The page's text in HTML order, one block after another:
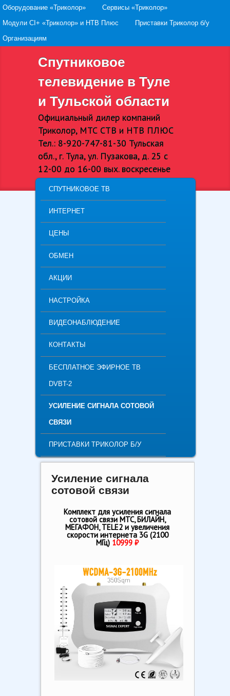
Secondary menu
Skip to primary content
Skip to secondary content
Оборудование «Триколор»
Сервисы «Триколор»
Модули CI+ «Триколор» и НТВ Плюс
Приставки Триколор б/у
Организациям
Спутниковое
телевидение в Туле
и Тульской области
Официальный дилер компаний
Триколор, МТС СТВ и НТВ ПЛЮС
Тел.: 8-920-747-81-30 Тульская
обл., г. Тула, ул. Пузакова, д. 25 с
12-00 до 16-00 вых. воскресенье
SKIP TO PRIMARY CONTENT
SKIP TO SECONDARY CONTENT
СПУТНИКОВОЕ ТВ
ИНТЕРНЕТ
ЦЕНЫ
ОБМЕН
АКЦИИ
НАСТРОЙКА
ВИДЕОНАБЛЮДЕНИЕ
КОНТАКТЫ
БЕСПЛАТНОЕ ЭФИРНОЕ ТВ
DVBT-2
УСИЛЕНИЕ СИГНАЛА СОТОВОЙ
СВЯЗИ
ПРИСТАВКИ ТРИКОЛОР Б/У
Усиление сигнала
сотовой связи
Комплект для усиления сигнала
сотовой связи МТС, БИЛАЙН,
МЕГАФОН, TELE2 и увеличения
скорости интернета 3G (2100
МГц) 10999 ₽